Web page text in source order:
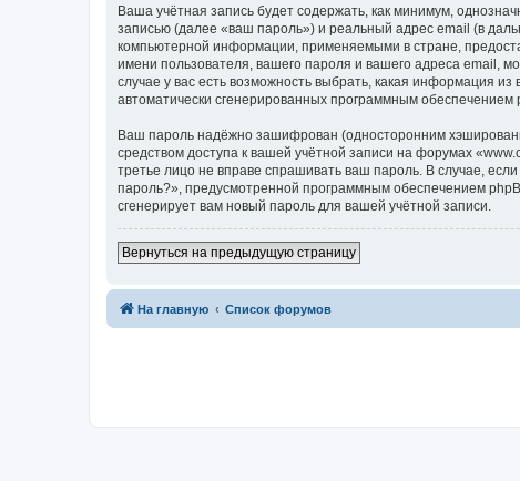
Ваша учётная запись будет содержать, как минимум,
записью (далее «ваш пароль») и реальный адрес email (в
компьютерной информации, применяемыми в стране,
имени пользователя, вашего пароля и вашего адреса email,
случае у вас есть возможность выбрать, какая информация
автоматически сгенерированных программным обеспечением
Ваш пароль надёжно зашифрован (односторонним
средством доступа к вашей учётной записи на форумах
третье лицо не вправе спрашивать ваш пароль. В случае,
пароль?», предусмотренной программным обеспечением
сгенерирует вам новый пароль для вашей учётной записи.
Вернуться на предыдущую страницу
На главную Список форумов